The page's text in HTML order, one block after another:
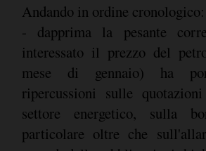
Andando in ordine cronologico:
- dapprima la pesante
interessato il prezzo del
mese di gennaio) ha
ripercussioni sulle
settore energetico, sulla
particolare oltre che